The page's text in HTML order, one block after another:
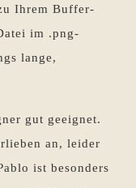
Ihrem Buffer-
im .png-
lange,
gut geeignet.
an, leider
ist besonders